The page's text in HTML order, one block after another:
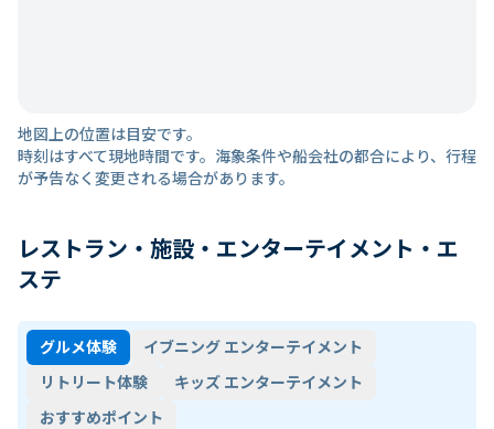
地図上の位置は目安です。
時刻はすべて現地時間です。海象条件や船会社の都合により、行程
が予告なく変更される場合があります。
レストラン・施設・エンターテイメント・エ
ステ
グルメ体験
イブニング エンターテイメント
リトリート体験
キッズ エンターテイメント
おすすめポイント